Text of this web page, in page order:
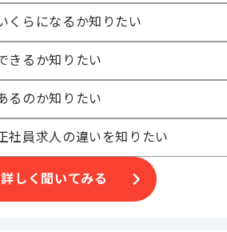
時間
業です。
おすすめの案件です。
くらになるか知りたい
きるか知りたい
るのか知りたい
社員求人の違いを知りたい
詳しく聞いてみる